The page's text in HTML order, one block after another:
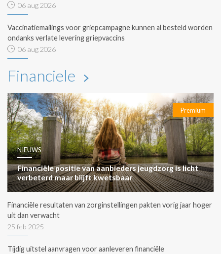
06 aug 2026
Vaccinatiemailings voor griepcampagne kunnen al besteld worden
ondanks verlate levering griepvaccins
06 aug 2026
Financiele
Premium
NIEUWS
Financiële positie van aanbieders jeugdzorg is licht
verbeterd maar blijft kwetsbaar
Financiële resultaten van zorginstellingen pakten vorig jaar hoger
uit dan verwacht
25 feb 2025
Tijdig uitstel aanvragen voor aanleveren financiële